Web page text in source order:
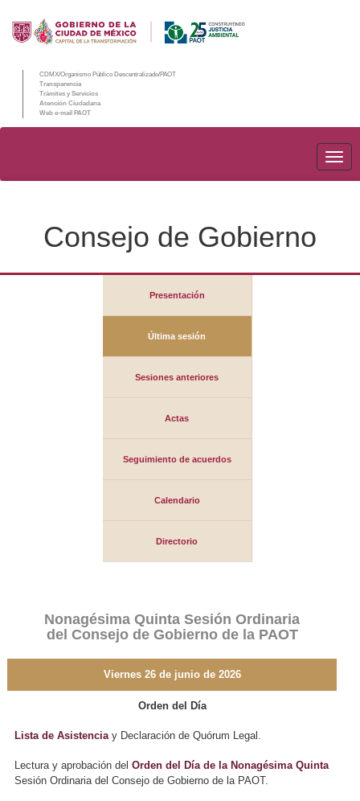
CDMX/Organismo Público Descentralizado/PAOT
Transparencia
Trámites y Servicios
Atención Ciudadana
Web e-mail PAOT
Consejo de Gobierno
Presentación
Última sesión
Sesiones anteriores
Actas
Seguimiento de acuerdos
Calendario
Directorio
Nonagésima Quinta Sesión Ordinaria
del Consejo de Gobierno de la PAOT
Viernes 26 de junio de 2026
Orden del Día
Lista de Asistenciay Declaración de Quórum Legal.
Lectura y aprobación del Orden del Día de la Nonagésima Quinta
Sesión Ordinaria del Consejo de Gobierno de la PAOT.